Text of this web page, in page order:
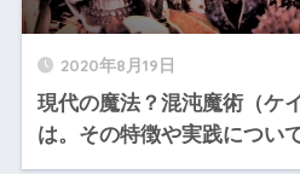
2020年8月19日
現代の魔法？混沌魔術（ケ
は。その特徴や実践につい